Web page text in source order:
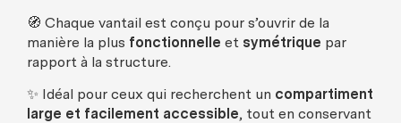
🧭 Chaque vantail est conçu pour s’ouvrir de la
manière la plus fonctionnelle et symétrique par
rapport à la structure.
✨ Idéal pour ceux qui recherchent un compartiment
large et facilement accessible, tout en conservant